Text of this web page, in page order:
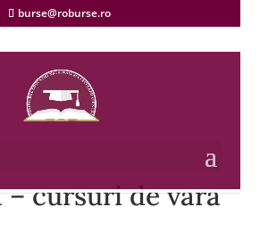
burse@roburse.ro
– cursuri de vara